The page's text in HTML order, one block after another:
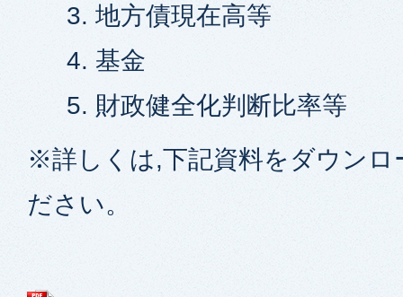
地方債現在高等
基金
財政健全化判断比率等
※詳しくは,下記資料をダウンロ
ださい。